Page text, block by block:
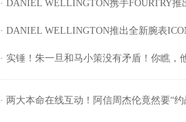
· DANIEL WELLINGTON携手FOURTRY
· DANIEL WELLINGTON推出全新腕表
· 实锤！朱一旦和马小策没有矛盾！你瞧，
· 两大本命在线互动！阿信周杰伦竟然要“约